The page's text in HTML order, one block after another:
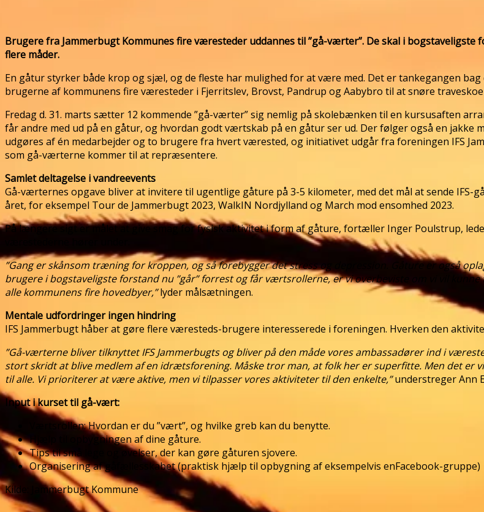
Brugere fra Jammerbugt Kommunes fire væresteder uddannes til ”gå-værter”. De skal i
flere måder.
En gåtur styrker både krop og sjæl, og de fleste har mulighed for at være med. Det er tankegangen
brugerne af kommunens fire væresteder i Fjerritslev, Brovst, Pandrup og Aabybro til at snøre
Fredag d. 31. marts sætter 12 kommende ”gå-værter” sig nemlig på skolebænken til en kursusaften
får andre med ud på en gåtur, og hvordan godt værtskab på en gåtur ser ud. Der følger også en
udgøres af én medarbejder og to brugere fra hvert værested, og initiativet udgår fra foreningen IFS
som gå-værterne kommer til at repræsentere.
Samlet deltagelse i vandreevents
Gå-værternes opgave bliver at invitere til ugentlige gåture på 3-5 kilometer, med det mål at sende
året, for eksempel Tour de Jammerbugt 2023, WalkIN Nordjylland og March mod ensomhed 2023.
På længere sigt er målet at give smag for fysisk aktivitet i form af gåture, fortæller Inger Poulstrup,
”Gang er skånsom træning for kroppen, og så forebygger det stress og depression. Gåture er også
brugere i bogstaveligste forstand nu ”går” forrest og får værtsrollerne, er vi overbeviste om vi vil
alle kommunens fire hovedbyer,”lyder målsætningen.
Mentale udfordringer ingen hindring
IFS Jammerbugt håber at gøre flere væresteds-brugere interesserede i foreningen. Hverken den
”Gå-værterne bliver tilknyttet IFS Jammerbugts og bliver på den måde vores ambassadører ind i
stort skridt at blive medlem af en idrætsforening. Måske tror man, at folk her er superfitte. Men det er
til alle. Vi prioriterer at være aktive, men vi tilpasser vores aktiviteter til den enkelte,”understreger Ann
Input i kurset til gå-vært:
Værtsrollen: Hvordan er du ”vært”, og hvilke greb kan du benytte.
Hjælp til opbygningen af dine gåture.
Tips til små lege og øvelser, der kan gøre gåturen sjovere.
Organisering af gåfællesskabet (praktisk hjælp til opbygning af eksempelvis enFacebook-gruppe)
Kilde: Jammerbugt Kommune